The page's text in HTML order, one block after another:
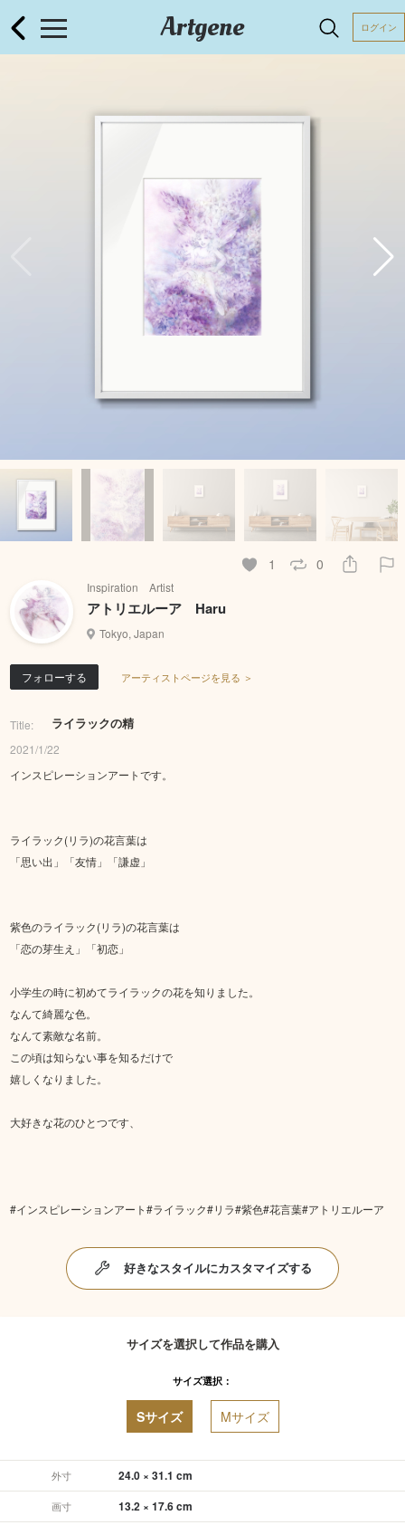
Artgene ログイン
1 0
Inspiration Artist
アトリエルーア Haru
Tokyo, Japan
フォローする アーティストページを見る ＞
Title: ライラックの精
2021/1/22
インスピレーションアートです。
ライラック(リラ)の花言葉は
「思い出」「友情」「謙虚」
紫色のライラック(リラ)の花言葉は
「恋の芽生え」「初恋」
小学生の時に初めてライラックの花を知りました。
なんて綺麗な色。
なんて素敵な名前。
この頃は知らない事を知るだけで
嬉しくなりました。
大好きな花のひとつです、
#インスピレーションアート#ライラック#リラ#紫色#花言葉#アトリエルーア
好きなスタイルにカスタマイズする
サイズを選択して作品を購入
サイズ選択：
Sサイズ Mサイズ
外寸 24.0 × 31.1 cm
画寸 13.2 × 17.6 cm